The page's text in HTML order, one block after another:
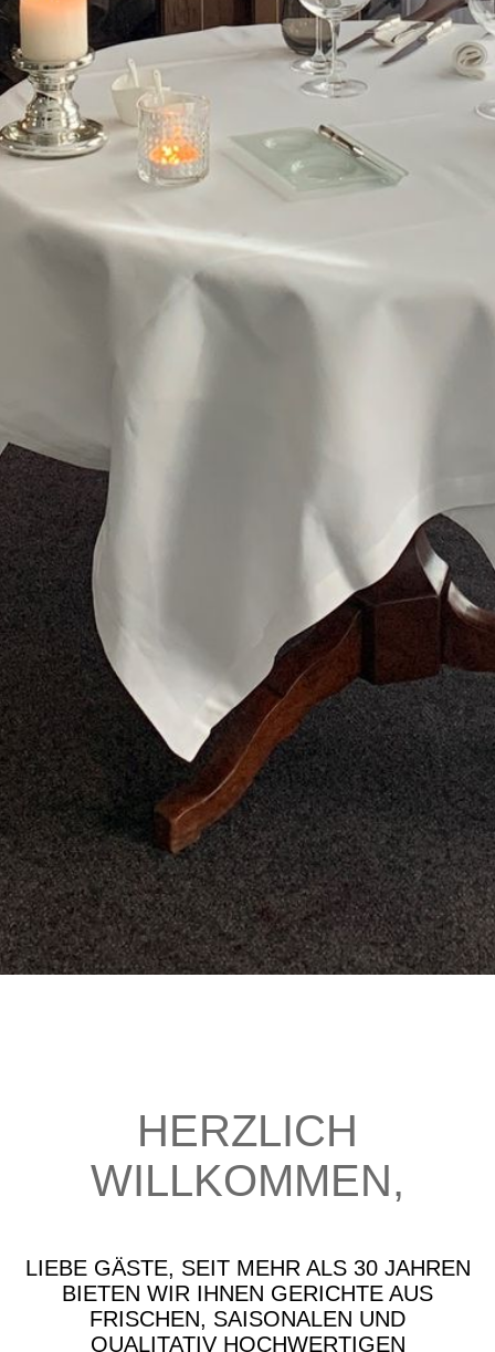
HERZLICH
WILLKOMMEN,
LIEBE GÄSTE, SEIT MEHR ALS 30 JAHREN
BIETEN WIR IHNEN GERICHTE AUS
FRISCHEN, SAISONALEN UND
QUALITATIV HOCHWERTIGEN